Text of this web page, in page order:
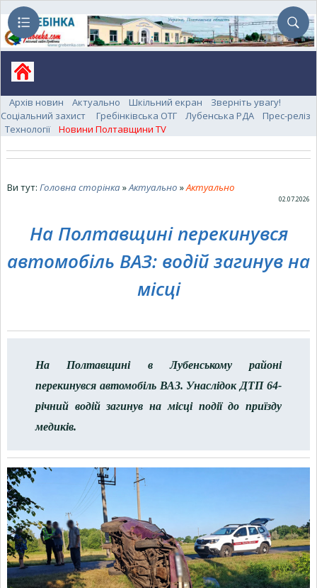
Архів новин Актуально Шкільний екран
Зверніть увагу!
Соціальний захист
Гребінківська ОТГ Лубенська РДА
Прес-реліз
Технології
Новини Полтавщини TV
Ви тут: Головна сторінка»Актуально »Актуально
02.07.2026
На Полтавщині перекинувся
автомобіль ВАЗ: водій загинув на
місці
На Полтавщині в Лубенському районі
перекинувся автомобіль ВАЗ. Унаслідок ДТП 64-
річний водій загинув на місці події до приїзду
медиків.